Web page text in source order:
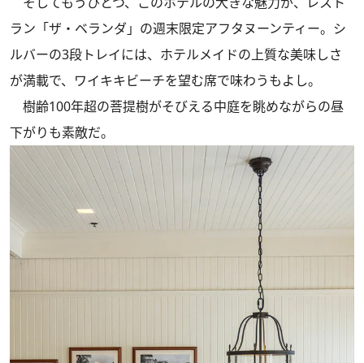
ラン「ザ・ベランダ」の週末限定アフタヌーンティー。シ
ルバーの3段トレイには、ホテルメイドの上質な美味しさ
が満載で、ワイキキビーチを望む席で味わうもよし。
樹齢100年超の菩提樹がそびえる中庭を眺めながらの昼
下がりも素敵だ。